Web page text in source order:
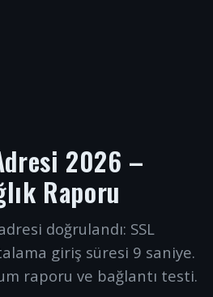
2026 –
Raporu
doğrulandı: SSL
giriş süresi 9 saniye.
raporu ve bağlantı testi.